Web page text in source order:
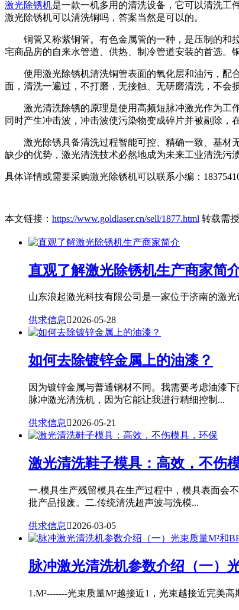
激光除锈机是一款一机多用的清洗设备，它可以清洗工
激光除锈机可以清洗铜吗，答案当然是可以的。
铜管又称紫铜管。有色金属管的一种，是压制的和拉
宅商品房的自来水管道、供热、制冷管道安装的首选。
使用激光除锈机清洗铜管表面的氧化层和油污，配合
面，清洗一遍过，不打磨，无接触、无研磨清洗，不会
激光清洗除锈的原理是使用高频短脉冲激光作为工作
同时产生冲击波，冲击波使污染物变成碎片并被剔除，
激光除锈具备清洗过程智能可控、精确一致、基材无
缺少的优势，激光清洗技术必然地成为未来工业清洗污
具体详情或需要采购激光除锈机可以联系小编：
本文链接： https://www.goldlaser.cn/sell/1877.html 转载需授
直观了解激光除锈机生产商家简
山东浪起激光科技有限公司是一家位于济南的激
供求信息2026-05-28
如何去除镀锌金属上的油漆？
因为镀锌金属与普通钢材不同。我需要考虑油漆
脉冲激光清洗机，因为它能让我进行精细控制...
供求信息 2026-05-21
激光清洗鞋子模具：高效，不伤
一.模具生产残留模具在生产过程中，模具表面会
批产品报废。二.传统清洗超声波与洗模...
供求信息 2026-03-05
脉冲激光清洗机参数介绍（一）
1.M²-------光束质量M²越接近1，光束越接近完美